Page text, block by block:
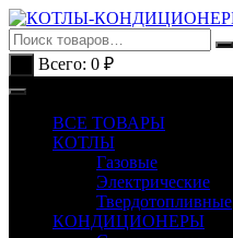
Перейти
к
содержимому
Всего: 0 ₽
ВСЕ ТОВАРЫ
КОТЛЫ
Газовые
Электрические
Твердотопливные
КОНДИЦИОНЕРЫ